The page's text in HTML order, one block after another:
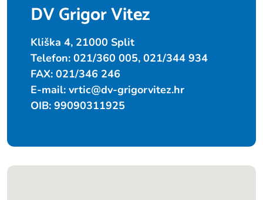
DV Grigor Vitez
Kliška 4, 21000 Split
Telefon: 021/360 005, 021/344 934
FAX: 021/346 246
E-mail: vrtic@dv-grigorvitez.hr
OIB: 99090311925